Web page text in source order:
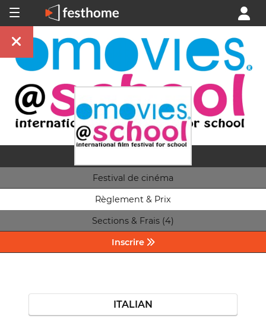
Festival de cinéma
Règlement & Prix
Sections & Frais (4)
Inscrire
ITALIAN